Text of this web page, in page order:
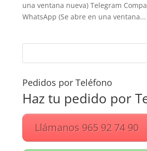
una ventana nueva) Telegram
WhatsApp (Se abre en una ventana...
Pedidos por Teléfono
Haz tu pedido por
Llámanos 965 92 74 90